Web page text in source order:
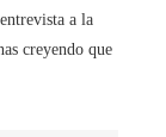
a la
creyendo que